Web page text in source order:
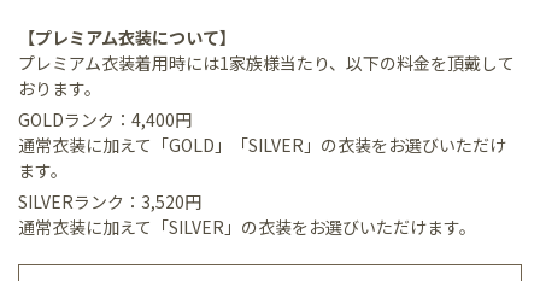
【プレミアム衣装について】
プレミアム衣装着用時には1家族様当たり、以下の料金を頂戴して
おります。
GOLDランク：4,400円
通常衣装に加えて「GOLD」「SILVER」の衣装をお選びいただけ
ます。
SILVERランク：3,520円
通常衣装に加えて「SILVER」の衣装をお選びいただけます。